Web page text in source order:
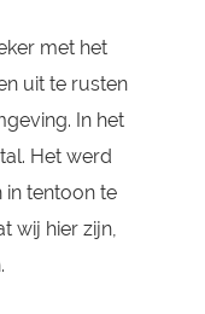
met het
uit te rusten
In het
Het werd
tentoon te
wij hier zijn,